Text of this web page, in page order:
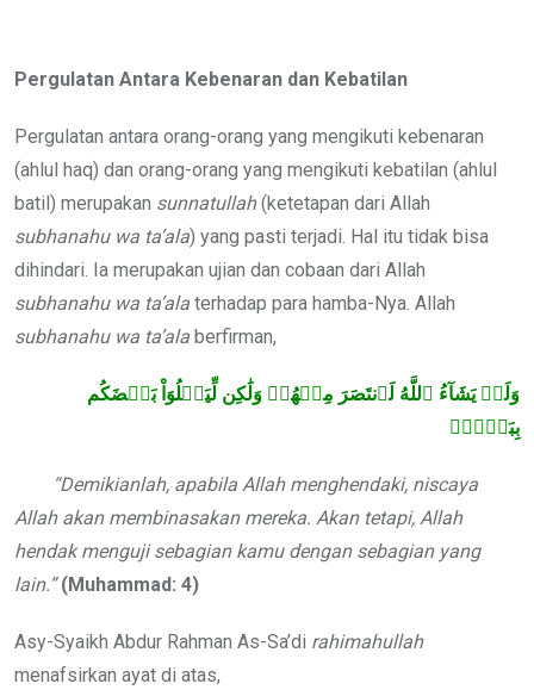
Pergulatan Antara Kebenaran dan Kebatilan
Pergulatan antara orang-orang yang mengikuti kebenaran
(ahlul haq) dan orang-orang yang mengikuti kebatilan (ahlul
batil) merupakan sunnatullah(ketetapan dari Allah
subhanahu wa ta’ala) yang pasti terjadi. Hal itu tidak bisa
dihindari. Ia merupakan ujian dan cobaan dari Allah
subhanahu wa ta’ala terhadap para hamba-Nya. Allah
subhanahu wa ta’ala berfirman,
وَلَوۡ يَشَآءُ ٱللَّهُ لَٱنتَصَرَ مِنۡهُمۡ وَلَٰكِن لِّيَبۡلُوَاْ بَعۡضَكُم
بِبَعۡضٖۗ
“Demikianlah, apabila Allah menghendaki, niscaya
Allah akan membinasakan mereka. Akan tetapi, Allah
hendak menguji sebagian kamu dengan sebagian yang
lain.”(Muhammad: 4)
Asy-Syaikh Abdur Rahman As-Sa’di rahimahullah
menafsirkan ayat di atas,